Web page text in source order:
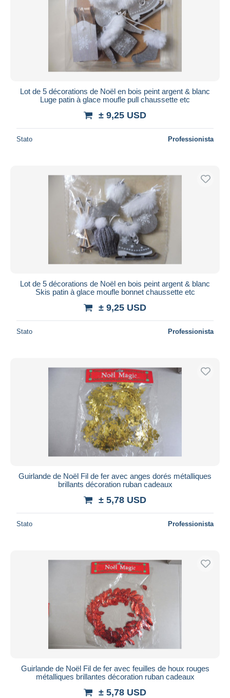
Lot de 5 décorations de Noël en bois peint argent & blanc
Luge patin à glace moufle pull chaussette etc
± 9,25 USD
Stato Professionista
Lot de 5 décorations de Noël en bois peint argent & blanc
Skis patin à glace moufle bonnet chaussette etc
± 9,25 USD
Stato Professionista
Guirlande de Noël Fil de fer avec anges dorés métalliques
brillants décoration ruban cadeaux
± 5,78 USD
Stato Professionista
Guirlande de Noël Fil de fer avec feuilles de houx rouges
métalliques brillantes décoration ruban cadeaux
± 5,78 USD